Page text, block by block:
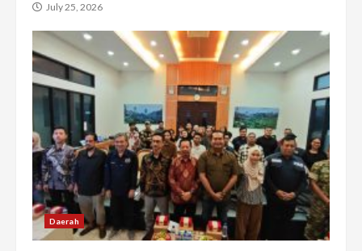
July 25, 2026
Daerah